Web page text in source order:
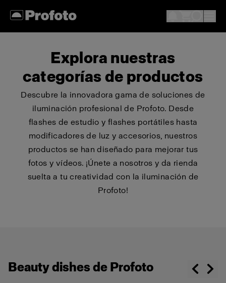
Explora nuestras
categorías de productos
Descubre la innovadora gama de soluciones de
iluminación profesional de Profoto. Desde
flashes de estudio y flashes portátiles hasta
modificadores de luz y accesorios, nuestros
productos se han diseñado para mejorar tus
fotos y vídeos. ¡Únete a nosotros y da rienda
suelta a tu creatividad con la iluminación de
Profoto!
Beauty dishes de Profoto